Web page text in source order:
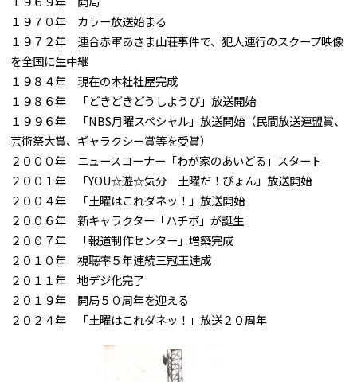
１９７０年 カラー放送始まる
１９７２年 連合赤軍あさま山荘事件で、犯人連行のスクープ映像
を全国に生中継
１９８４年 現在の本社社屋完成
１９８６年 「どきどきどうしようび」放送開始
１９９６年 「NBS月曜スペシャル」放送開始（民間放送連盟賞、
芸術祭大賞、ギャラクシー賞等を受賞）
２０００年 ニュースコーナー「わが家のあいどる」スタート
２００１年 「YOU☆遊☆気分 土曜だ！ぴょん」放送開始
２００４年 「土曜はこれダネッ！」放送開始
２００６年 新キャラクター「ハチポ」が誕生
２００７年 「報道制作センター」増築完成
２０１０年 視聴率５年連続三冠王達成
２０１１年 地デジ化完了
２０１９年 開局５０周年を迎える
２０２４年 「土曜はこれダネッ！」放送２０周年